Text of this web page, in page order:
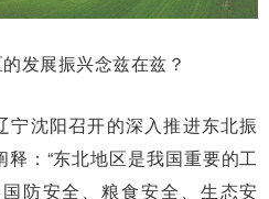
发展振兴念兹在兹？
宁沈阳召开的深入推进东北振
：“东北地区是我国重要的工
防安全、粮食安全、生态安